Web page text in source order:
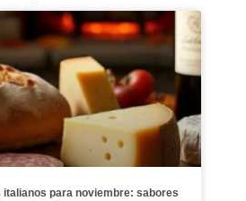
para noviembre: sabores